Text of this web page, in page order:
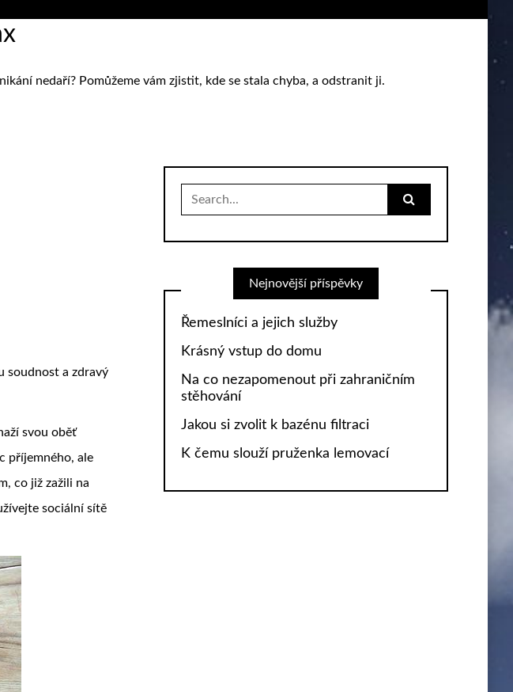
nedaří? Pomůžeme vám zjistit, kde se stala chyba, a odstranit ji.
soudnost a zdravý
svou oběť
příjemného, ale
co již zažili na
sociální sítě
Search
Nejnovější příspěvky
Řemeslníci a jejich služby
Krásný vstup do domu
Na co nezapomenout při zahraničním
stěhování
Jakou si zvolit k bazénu filtraci
K čemu slouží pruženka lemovací